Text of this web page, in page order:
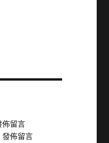
佈留言
發佈留言